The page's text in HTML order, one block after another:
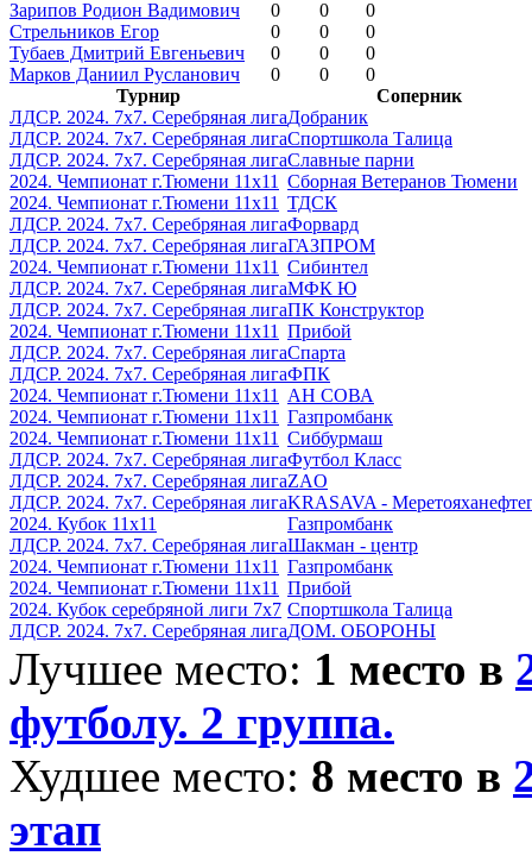
Зарипов Родион Вадимович
0 0
0
Стрельников Егор
0 0
0
Тубаев Дмитрий Евгеньевич
0 0
0
Марков Даниил Русланович
0 0
0
Турнир
Соперник
ЛДСР. 2024. 7х7. Серебряная лигаДобраник
ЛДСР. 2024. 7х7. Серебряная лигаСпортшкола Талица
ЛДСР. 2024. 7х7. Серебряная лигаСлавные парни
2024. Чемпионат г.Тюмени 11х11 Сборная Ветеранов Тюмени
2024. Чемпионат г.Тюмени 11х11 ТДСК
ЛДСР. 2024. 7х7. Серебряная лигаФорвард
ЛДСР. 2024. 7х7. Серебряная лигаГАЗПРОМ
2024. Чемпионат г.Тюмени 11х11 Сибинтел
ЛДСР. 2024. 7х7. Серебряная лигаМФК Ю
ЛДСР. 2024. 7х7. Серебряная лигаПК Конструктор
2024. Чемпионат г.Тюмени 11х11 Прибой
ЛДСР. 2024. 7х7. Серебряная лигаСпарта
ЛДСР. 2024. 7х7. Серебряная лигаФПК
2024. Чемпионат г.Тюмени 11х11
АН СОВА
2024. Чемпионат г.Тюмени 11х11 Газпромбанк
2024. Чемпионат г.Тюмени 11х11 Сиббурмаш
ЛДСР. 2024. 7х7. Серебряная лигаФутбол Класс
ЛДСР. 2024. 7х7. Серебряная лигаZAO
ЛДСР. 2024. 7х7. Серебряная лигаKRASAVA -
2024. Кубок 11х11
Газпромбанк
ЛДСР. 2024. 7х7. Серебряная лигаШакман - центр
2024. Чемпионат г.Тюмени 11х11 Газпромбанк
2024. Чемпионат г.Тюмени 11х11 Прибой
2024. Кубок серебряной лиги 7х7 Спортшкола Талица
ЛДСР. 2024. 7х7. Серебряная лигаДОМ. ОБОРОНЫ
Лучшее место: 1 место в
футболу. 2 группа.
Худшее место: 8 место в
этап